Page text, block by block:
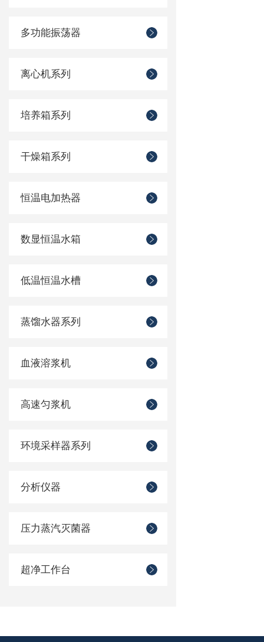
多功能振荡器
离心机系列
培养箱系列
干燥箱系列
恒温电加热器
数显恒温水箱
低温恒温水槽
蒸馏水器系列
血液溶浆机
高速匀浆机
环境采样器系列
分析仪器
压力蒸汽灭菌器
超净工作台